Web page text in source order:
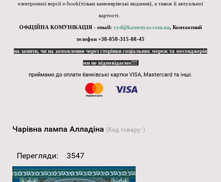
електронної версії e-book(тільки каменярівські видання), а також її актуальної
вартості.
ОФіЦІЙНА КОМУНІКАЦІЯ - email: vyd@kamenyar.com.ua, Контактний
телефон +38-050-315-08-45
на запити, чи на замовлення через сторінки соціальних мереж та месенджерів
ми не відповідаємо!!!
приймамо до оплати банківські картки VISA, Mastercard та інші.
Чарівна лампа Алладіна (Код товару: )
Перегляди: 3547